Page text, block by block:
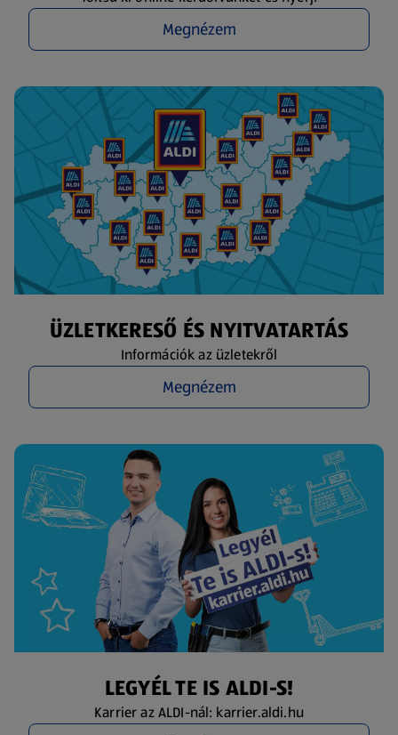
Megnézem
ÜZLETKERESŐ ÉS NYITVATARTÁS
Információk az üzletekről
Megnézem
LEGYÉL TE IS ALDI-S!
Karrier az ALDI-nál: karrier.aldi.hu